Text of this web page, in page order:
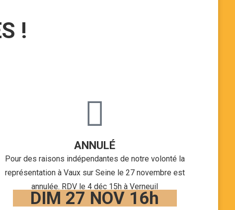
!
ANNULÉ
Pour des raisons indépendantes de notre volonté la
représentation à Vaux sur Seine le 27 novembre est
annulée. RDV le 4 déc 15h à Verneuil
DIM 27 NOV 16h